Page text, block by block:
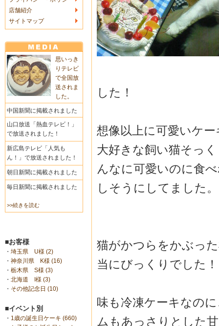
店舗紹介
サイトマップ
思いっき
りテレビ
で全国放
送されま
した。
中国新聞に掲載されました
山口放送「熱血テレビ！」
で放送されました！
新広島テレビ「人気も
ん！」で放送されました！
朝日新聞に掲載されました
毎日新聞に掲載されました
>>続きを読む
■お客様
・ 埼玉県 U様 (2)
・ 神奈川県 K様 (16)
・ 栃木県 S様 (3)
・ 北海道 I様 (3)
・ その他記念日 (10)
■イベント別
・ 1歳の誕生日ケーキ (660)
した！
想像以上に可愛いケ
大好きな飼い猫そっ
んなに可愛いのに食
しそうにしてました。
猫がかつらをかぶっ
当にびっくりでした！
味も冷凍ケーキなの
ムもあっさりとした